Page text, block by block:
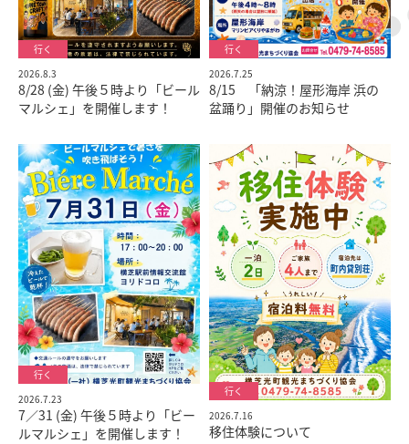
2026.8.3
8/28 (金) 午後５時より「ビール
マルシェ」を開催します！
2026.7.25
8/15 「納涼！屋形海岸 浜の
盆踊り」開催のお知らせ
2026.7.23
7／31 (金) 午後５時より「ビー
ルマルシェ」を開催します！
2026.7.16
移住体験について